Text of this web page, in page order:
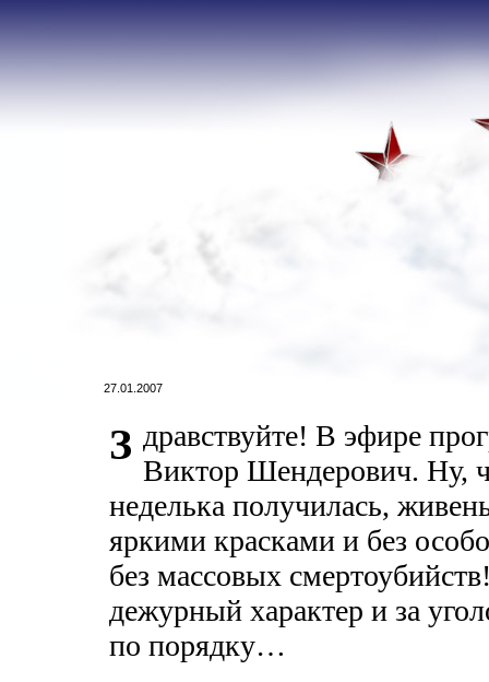
27.01.2007
З дравствуйте! В эфире
Виктор Шендерович. Ну,
неделька получилась,
яркими красками и без
без массовых
дежурный характер и за
по порядку…